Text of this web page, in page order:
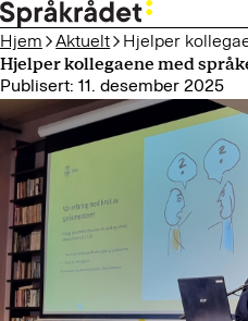
HOPP
TIL
HOVEDINNHOLD
Hjem
Aktuelt
Hjelper
Hjelper kollegaene med
Publisert: 11. desember 2025